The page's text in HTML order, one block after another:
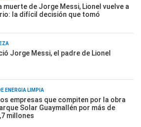
muerte de Jorge Messi, Lionel vuelve a
la difícil decisión que tomó
Jorge Messi, el padre de Lionel
ENERGÍA LIMPIA
empresas que compiten por la obra
Solar Guaymallén por más de
millones